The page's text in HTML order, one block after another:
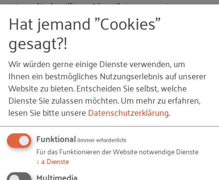
wären die detaillierte Identifizierung geeigneter
Arbeitsmärkte für Außendienstmitarbeiter oder die
Etablierung interner Rekrutierungsstrategien für
diese Jobfamilien.
Strategische Personalplanung
und Personalarbeit: Welche
Anleitungen, Informationen
und Tools hat das RKW
Kompetenzzentrum zu
Hat jemand "Cookies"
gesagt?!
Wir würden gerne einige Dienste verwenden, um
Ihnen ein bestmögliches Nutzungserlebnis auf unserer
Website zu bieten. Entscheiden Sie selbst, welche
Dienste Sie zulassen möchten.Um mehr zu erfahren,
lesen Sie bitte unsereDatenschutzerklärung.
Funktional(immer erforderlich)
Für das Funktionieren der Website notwendige Dienste
↓ 4Dienste